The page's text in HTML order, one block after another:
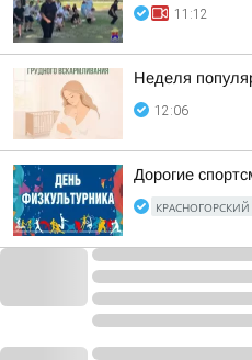
11:12
Неделя
12:06
Дорогие
КРАСНОГОРСКИЙ